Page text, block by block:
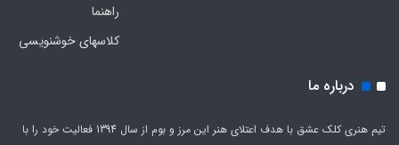
راهنما
کلاسهای خوشنویسی
درباره ما
تیم هنری کلک عشق با هدف اعتلای هنر این مرز و بوم از سال 1394 فعالیت خود را با